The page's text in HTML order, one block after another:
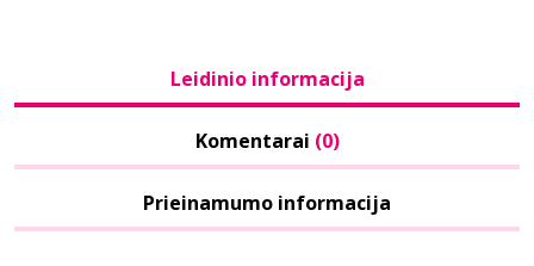
Leidinio informacija
Komentarai (0)
Prieinamumo informacija